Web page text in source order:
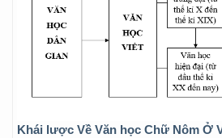
Khái lược Về Văn học Chữ Nôm Ở